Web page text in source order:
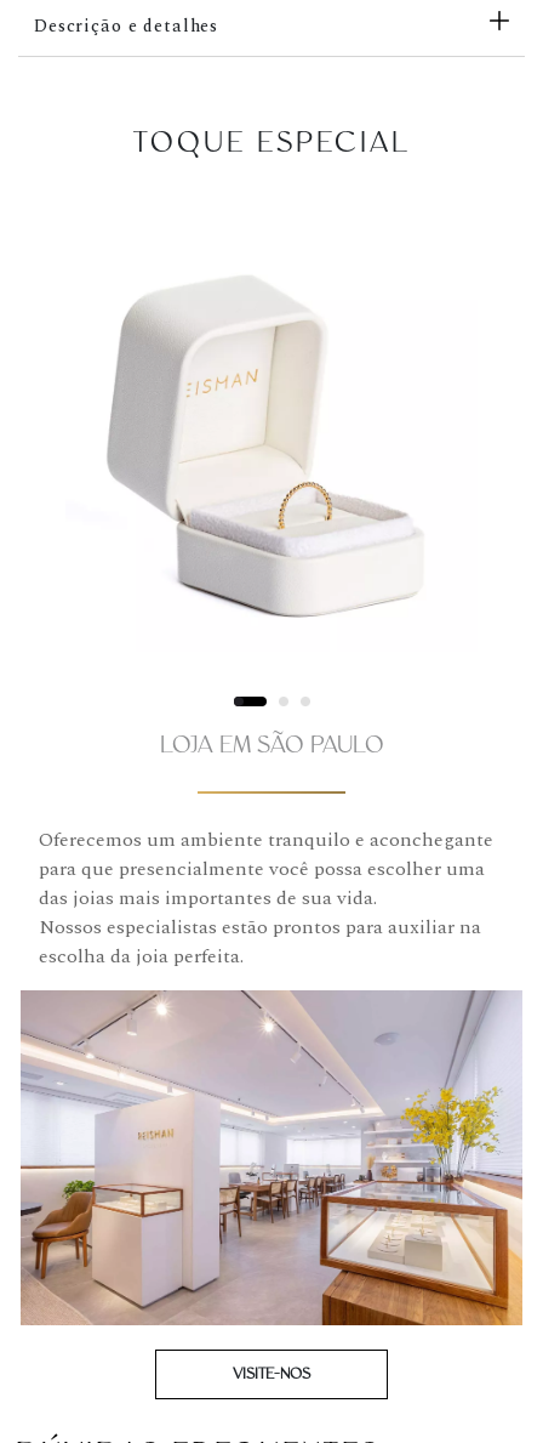
Descrição e detalhes
TOQUE ESPECIAL
LOJA EM SÃO PAULO
Oferecemos um ambiente tranquilo e aconchegante
para que presencialmente você possa escolher uma
das joias mais importantes de sua vida.
Nossos especialistas estão prontos para auxiliar na
escolha da joia perfeita.
VISITE-NOS